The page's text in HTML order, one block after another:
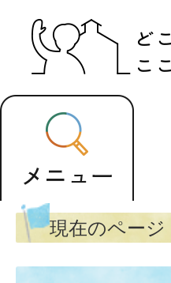
現在のページ